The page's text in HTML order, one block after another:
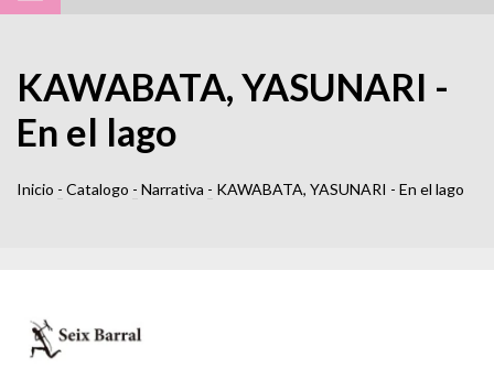
KAWABATA, YASUNARI -
En el lago
Inicio - Catalogo - Narrativa - KAWABATA, YASUNARI - En el lago